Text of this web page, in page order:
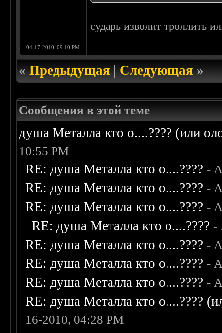
сударь изволит троллить
04-17-2010, 09:10 PM
«Предыдущая|Следующая»
Сообщения в этой теме
душа Металла кто о....???? (или
10:55 PM
RE: душа Металла кто о....???? -
RE: душа Металла кто о....???? -
RE: душа Металла кто о....???? -
RE: душа Металла кто о....???? -
RE: душа Металла кто о....???? -
RE: душа Металла кто о....???? -
RE: душа Металла кто о....???? -
RE: душа Металла кто о....????
16-2010, 04:28 PM